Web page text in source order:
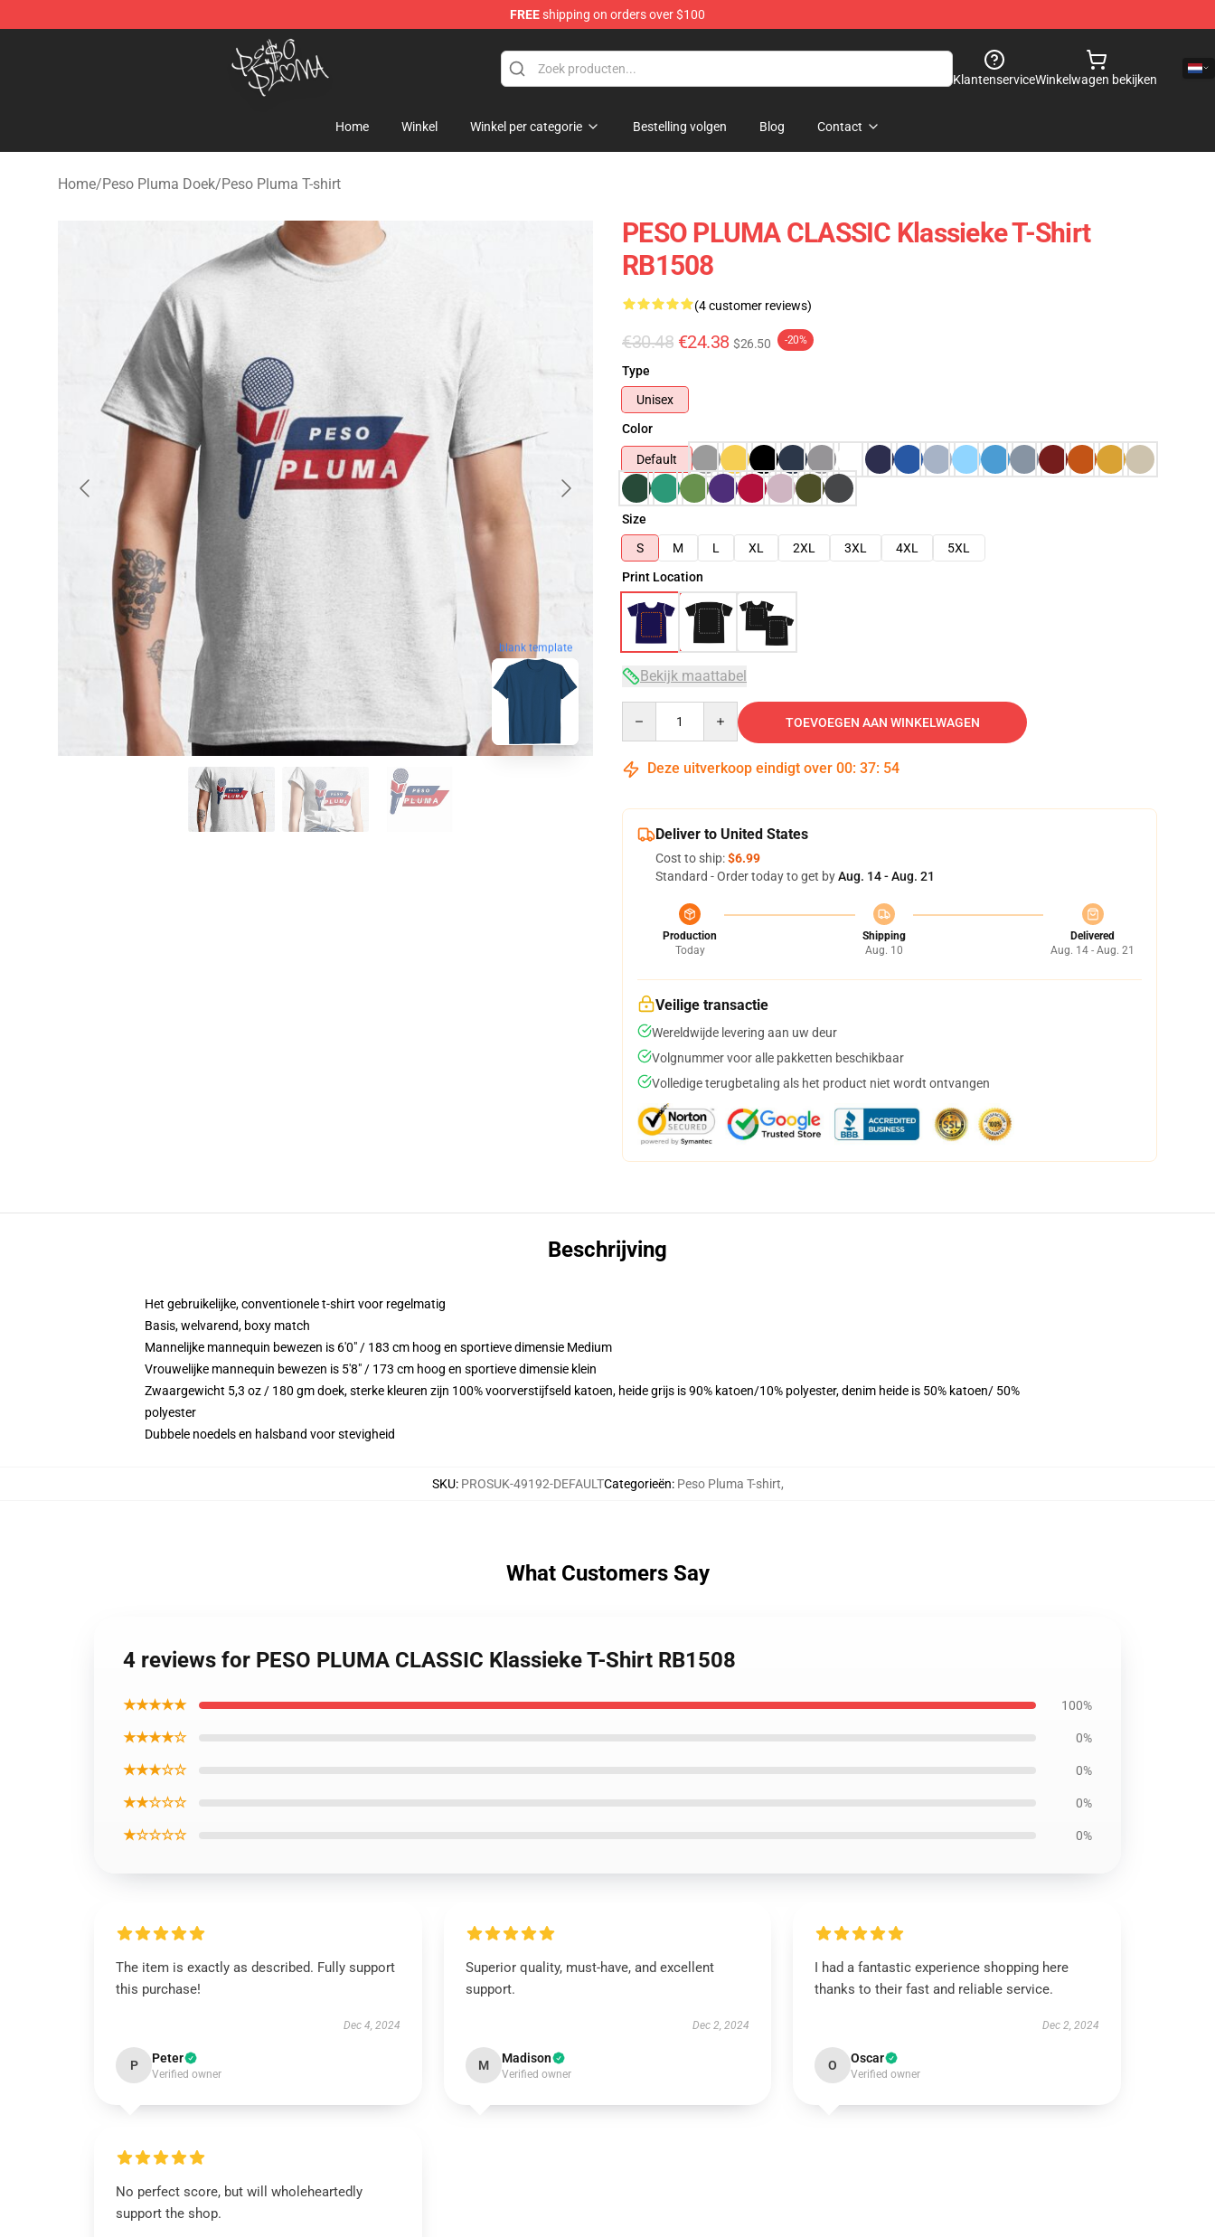
FREEshipping on orders over $100
Peso Pluma Store - Official Peso Pluma Merchandise Shop
KlantenserviceWinkelwagen bekijken
Home Winkel Winkel per categorie Bestelling volgen Blog Contact
Home/Peso Pluma Doek/Peso Pluma T-shirt
blank template
PESO PLUMA CLASSIC Klassieke T-Shirt
RB1508
(4 customer reviews)
€30.48 €24.38 $26.50 -20%
Type
Unisex
Color
Default
Size
S
M L XL 2XL 3XL 4XL
5XL
Print Location
Bekijk maattabel
TOEVOEGEN AAN WINKELWAGEN
Deze uitverkoop eindigt over 00: 37: 53
Deliver to United States
Cost to ship:$6.99
Standard - Order today to get byAug. 14 - Aug. 21
Production
Today
Shipping
Aug. 10
Delivered
Aug. 14 - Aug. 21
Veilige transactie
Wereldwijde levering aan uw deur
Volgnummer voor alle pakketten beschikbaar
Volledige terugbetaling als het product niet wordt ontvangen
Beschrijving
Het gebruikelijke, conventionele t-shirt voor regelmatig
Basis, welvarend, boxy match
Mannelijke mannequin bewezen is 6'0" / 183 cm hoog en sportieve dimensie Medium
Vrouwelijke mannequin bewezen is 5'8" / 173 cm hoog en sportieve dimensie klein
Zwaargewicht 5,3 oz / 180 gm doek, sterke kleuren zijn 100% voorverstijfseld katoen, heide grijs is 90% katoen/10% polyester, denim heide is 50% katoen/ 50%
polyester
Dubbele noedels en halsband voor stevigheid
SKU: PROSUK-49192-DEFAULTCategorieën: Peso Pluma T-shirt,
What Customers Say
4 reviews for PESO PLUMA CLASSIC Klassieke T-Shirt RB1508
★★★★★ 100%
★★★★☆ 0%
★★★☆☆ 0%
★★☆☆☆ 0%
★☆☆☆☆ 0%
The item is exactly as described. Fully support
this purchase!
Dec 4, 2024
P Peter
Verified owner
Superior quality, must-have, and excellent
support.
Dec 2, 2024
M Madison
Verified owner
I had a fantastic experience shopping here
thanks to their fast and reliable service.
Dec 2, 2024
O Oscar
Verified owner
No perfect score, but will wholeheartedly
support the shop.